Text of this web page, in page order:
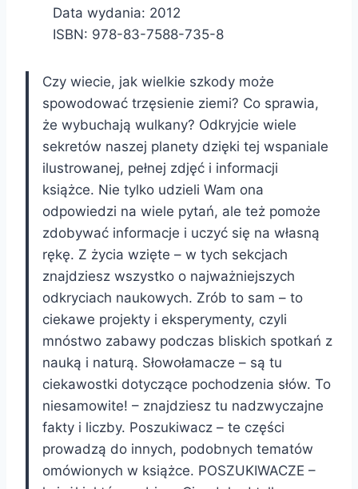
Data wydania: 2012
ISBN: 978-83-7588-735-8
Czy wiecie, jak wielkie szkody może
spowodować trzęsienie ziemi? Co sprawia,
że wybuchają wulkany? Odkryjcie wiele
sekretów naszej planety dzięki tej wspaniale
ilustrowanej, pełnej zdjęć i informacji
książce. Nie tylko udzieli Wam ona
odpowiedzi na wiele pytań, ale też pomoże
zdobywać informacje i uczyć się na własną
rękę. Z życia wzięte – w tych sekcjach
znajdziesz wszystko o najważniejszych
odkryciach naukowych. Zrób to sam – to
ciekawe projekty i eksperymenty, czyli
mnóstwo zabawy podczas bliskich spotkań z
nauką i naturą. Słowołamacze – są tu
ciekawostki dotyczące pochodzenia słów. To
niesamowite! – znajdziesz tu nadzwyczajne
fakty i liczby. Poszukiwacz – te części
prowadzą do innych, podobnych tematów
omówionych w książce. POSZUKIWACZE –